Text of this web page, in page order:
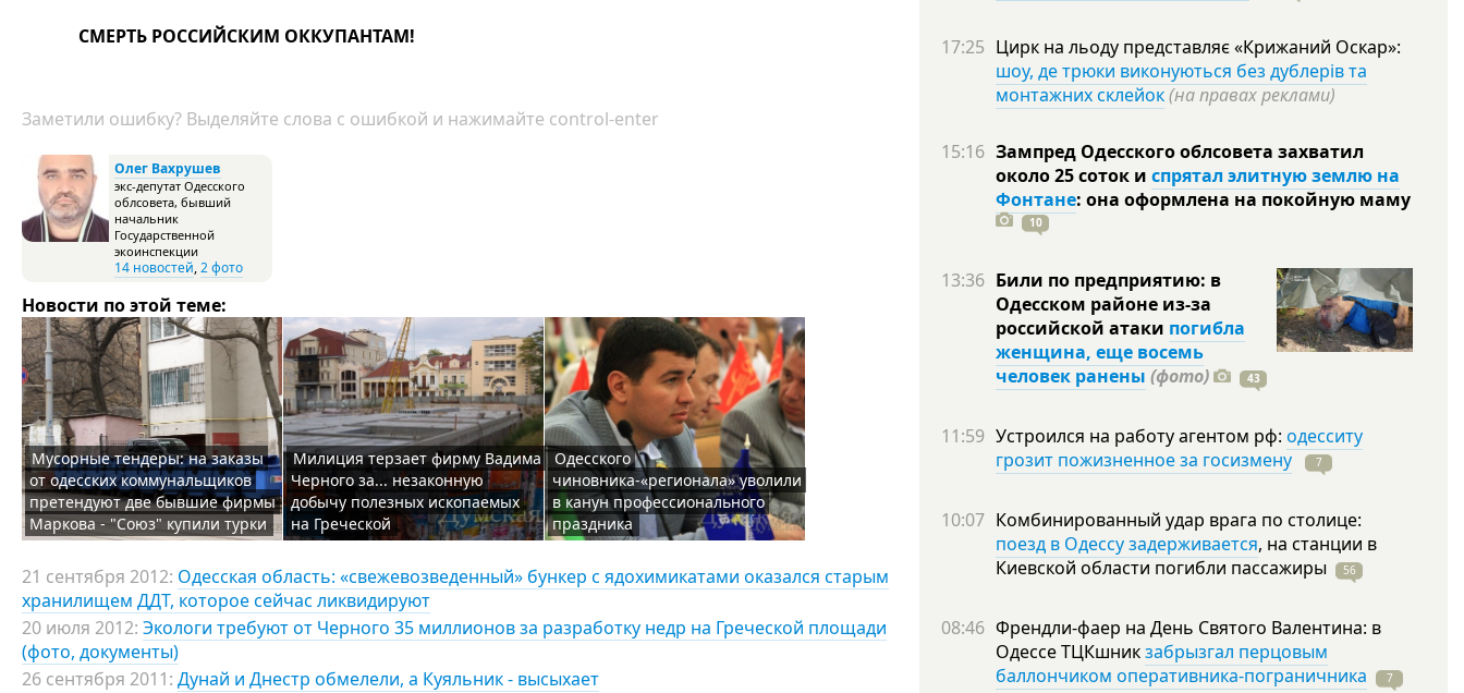
СМЕРТЬ РОССИЙСКИМ ОККУПАНТАМ!
Заметили ошибку? Выделяйте слова с ошибкой и нажимайте control-enter
Олег Вахрушев
экс-депутат Одесского
облсовета, бывший
начальник
Государственной
экоинспекции
14 новостей,2 фото
Новости по этой теме:
Мусорные тендеры: на заказы
от одесских коммунальщиков
претендуют две бывшие фирмы
Маркова - "Союз" купили турки
Милиция терзает фирму Вадима
Черного за... незаконную
добычу полезных ископаемых
на Греческой
Одесского
чиновника-«регионала» уволили
в канун профессионального
праздника
21 сентября 2012: Одесская область: «свежевозведенный» бункер с ядохимикатами оказался старым
хранилищем ДДТ, которое сейчас ликвидируют
20 июля 2012: Экологи требуют от Черного 35 миллионов за разработку недр на Греческой площади
(фото, документы)
26 сентября 2011: Дунай и Днестр обмелели, а Куяльник - высыхает
17:25 Цирк на льоду представляє «Крижаний Оскар»:
шоу, де трюки виконуються без дублерів та
монтажних склейок(на правах реклами)
15:16 Зампред Одесского облсовета захватил
около 25 соток и спрятал элитную землю на
Фонтане: она оформлена на покойную маму
10
13:36 Били по предприятию: в
Одесском районе из-за
российской атаки погибла
женщина, еще восемь
человек ранены (фото) 43
11:59 Устроился на работу агентом рф: одесситу
грозит пожизненное за госизмену
7
10:07 Комбинированный удар врага по столице:
поезд в Одессу задерживается, на станции в
Киевской области погибли пассажиры 56
08:46 Френдли-фаер на День Святого Валентина: в
Одессе ТЦКшникзабрызгал перцовым
баллончиком оперативника-пограничника
7